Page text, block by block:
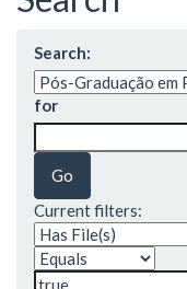
Search:
for
Current filters: